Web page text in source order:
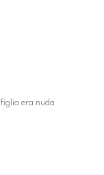
era nuda